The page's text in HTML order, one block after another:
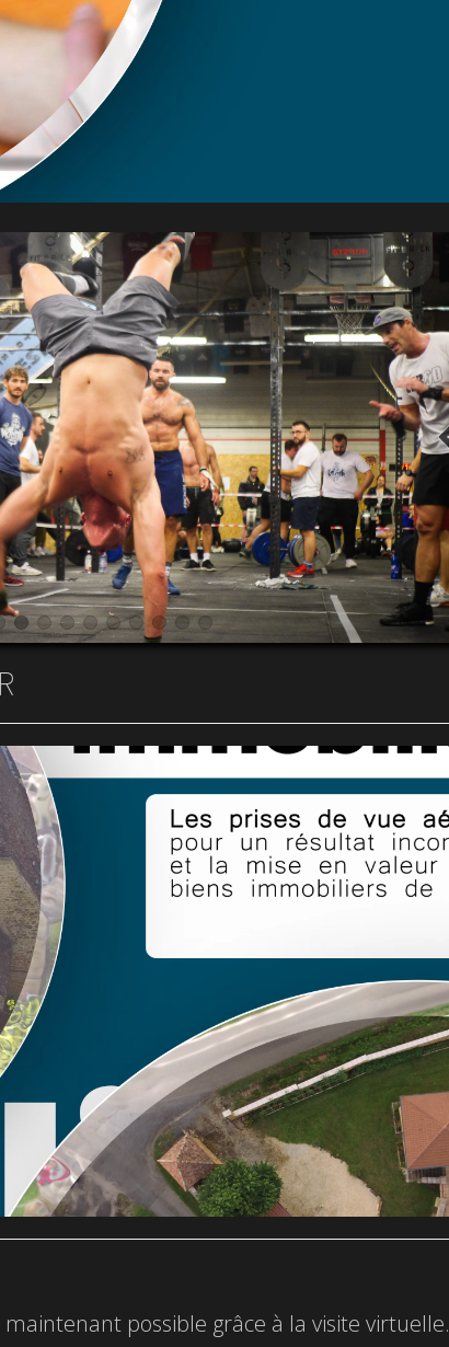
Item 1
Item 2
Item 3
Item 4
Item 5
Item 6
Item 7
Item 8
Item 9Item 10
possible grâce à la visite virtuelle.